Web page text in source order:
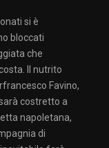
si è
bloccati
che
Il nutrito
Favino,
costretto a
napoletana,
di